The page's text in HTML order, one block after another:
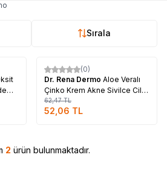
Sırala
%17
(0)
Dr. Rena Dermo Aloe Veralı
Çinko Krem Akne Sivilce Cilt
Bakımı 20 ML Zinc Oksit
Cream
62,47TL
52,06 TL
2 ürün bulunmaktadır.